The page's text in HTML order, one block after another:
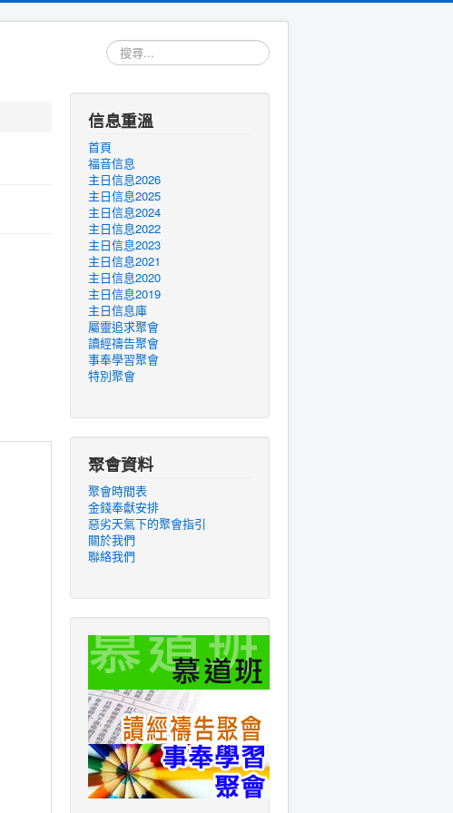
搜
尋...
信息重溫
首頁
福音信息
主日信息2026
主日信息2025
主日信息2024
主日信息2022
主日信息2023
主日信息2021
主日信息2020
主日信息2019
主日信息庫
屬靈追求聚會
讀經禱告聚會
事奉學習聚會
特別聚會
聚會資料
聚會時間表
金錢奉獻安排
惡劣天氣下的聚會指引
關於我們
聯絡我們